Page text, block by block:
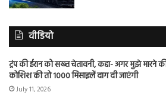
वीडियो
ट्रंप की ईरान को सख्त चेतावनी, कहा- अगर मुझे मारने
कोशिश की तो 1000 मिसाइलें दाग दी जाएंगी
July 11, 2026